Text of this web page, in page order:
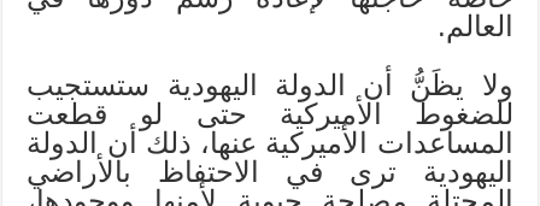
العالم.
ولا يظَنُّ أن الدولة اليهودية ستستجيب
للضغوط الأميركية حتى لو قطعت
المساعدات الأميركية عنها، ذلك أن الدولة
اليهودية ترى في الاحتفاظ بالأراضي